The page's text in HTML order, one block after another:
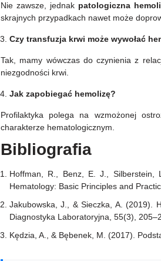
Nie zawsze, jednak patologiczna
skrajnych przypadkach nawet może
Czy transfuzja krwi może wywołać
Tak, mamy wówczas do czynienia z
niezgodności krwi.
Jak zapobiegać hemolizę?
Profilaktyka polega na wzmożonej
charakterze hematologicznym.
Bibliografia
Hoffman, R., Benz, E. J.,
Hematology: Basic Principles and
Jakubowska, J., & Sieczka, A. (2019).
Diagnostyka Laboratoryjna, 55(3),
Kędzia, A., & Bębenek, M. (2017).